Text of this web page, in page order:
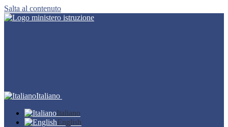
Salta al contenuto
Italiano
Italiano
English